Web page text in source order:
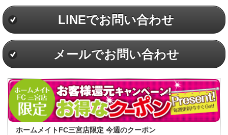
LINEでお問い合わせ
メールでお問い合わせ
ホームメイトFC三宮店限定 今週のクーポン